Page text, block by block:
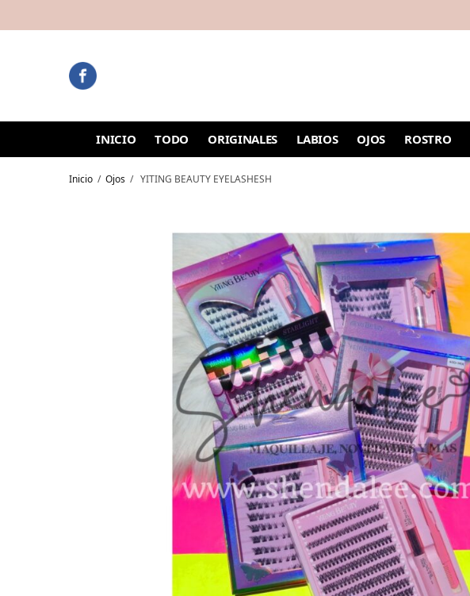
INICIO TODO ORIGINALES LABIOS OJOS ROSTRO
Inicio / Ojos / YITING BEAUTY EYELASHESH